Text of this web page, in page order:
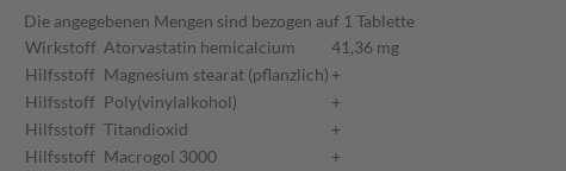
Die angegebenen Mengen sind bezogen auf 1 Tablette
Wirkstoff Atorvastatin hemicalcium
41,36 mg
Hilfsstoff Magnesium stearat (pflanzlich) +
Hilfsstoff Poly(vinylalkohol)
+
Hilfsstoff Titandioxid
+
Hilfsstoff Macrogol 3000
+